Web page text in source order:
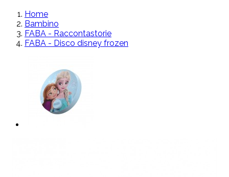
Home
Bambino
FABA - Raccontastorie
FABA - Disco disney frozen